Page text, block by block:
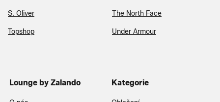
S. Oliver The North Face
Topshop Under Armour
Lounge by Zalando Kategorie